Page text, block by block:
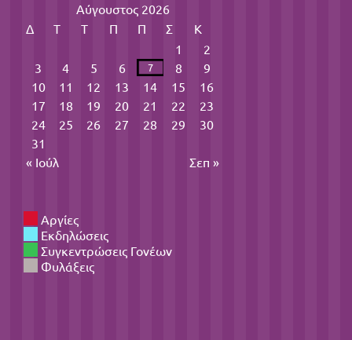
Αύγουστος 2026
Δ
Τ Τ Π Π Σ
Κ
1
2
3
4 5 6 7 8
9
10
11 12 13 14 15
16
17
18 19 20 21 22
23
24
25 26 27 28 29
30
31
« Ιούλ
Σεπ »
Αργίες
Εκδηλώσεις
Συγκεντρώσεις Γονέων
Φυλάξεις